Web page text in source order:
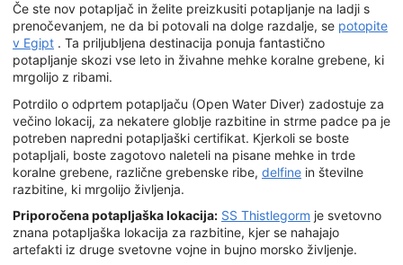
Če ste nov potapljač in želite preizkusiti potapljanje na ladji s
prenočevanjem, ne da bi potovali na dolge razdalje, se potopite
v Egipt . Ta priljubljena destinacija ponuja fantastično
potapljanje skozi vse leto in živahne mehke koralne grebene, ki
mrgolijo z ribami.
Potrdilo o odprtem potapljaču (Open Water Diver) zadostuje za
večino lokacij, za nekatere globlje razbitine in strme padce pa je
potreben napredni potapljaški certifikat. Kjerkoli se boste
potapljali, boste zagotovo naleteli na pisane mehke in trde
koralne grebene, različne grebenske ribe, delfine in številne
razbitine, ki mrgolijo življenja.
Priporočena potapljaška lokacija: SS Thistlegorm je svetovno
znana potapljaška lokacija za razbitine, kjer se nahajajo
artefakti iz druge svetovne vojne in bujno morsko življenje.